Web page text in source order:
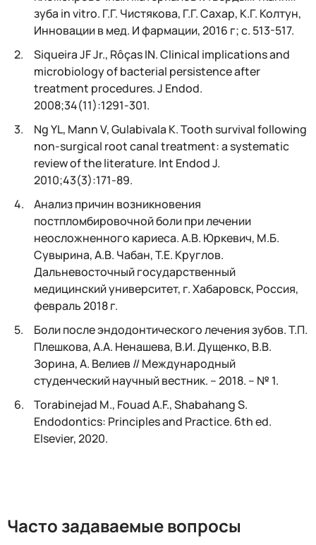
зуба in vitro. Г.Г. Чистякова, Г.Г. Сахар, К.Г. Колтун,
Инновации в мед. И фармации, 2016 г; с. 513-517.
Siqueira JF Jr., Rôças IN. Clinical implications and
microbiology of bacterial persistence after
treatment procedures. J Endod.
2008;34(11):1291‑301.
Ng YL, Mann V, Gulabivala K. Tooth survival following
non‑surgical root canal treatment: a systematic
review of the literature. Int Endod J.
2010;43(3):171‑89.
Анализ причин возникновения
постпломбировочной боли при лечении
неосложненного кариеса. А.В. Юркевич, М.Б.
Сувырина, А.В. Чабан, Т.Е. Круглов.
Дальневосточный государственный
медицинский университет, г. Хабаровск, Россия,
февраль 2018 г.
Боли после эндодонтического лечения зубов. Т.П.
Плешкова, А.А. Ненашева, В.И. Дущенко, В.В.
Зорина, А. Велиев // Международный
студенческий научный вестник. – 2018. – № 1.
Torabinejad M., Fouad A.F., Shabahang S.
Endodontics: Principles and Practice. 6th ed.
Elsevier, 2020.
Часто задаваемые вопросы